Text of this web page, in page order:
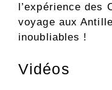
l’expérience
voyage aux
inoubliables !
Vidéos